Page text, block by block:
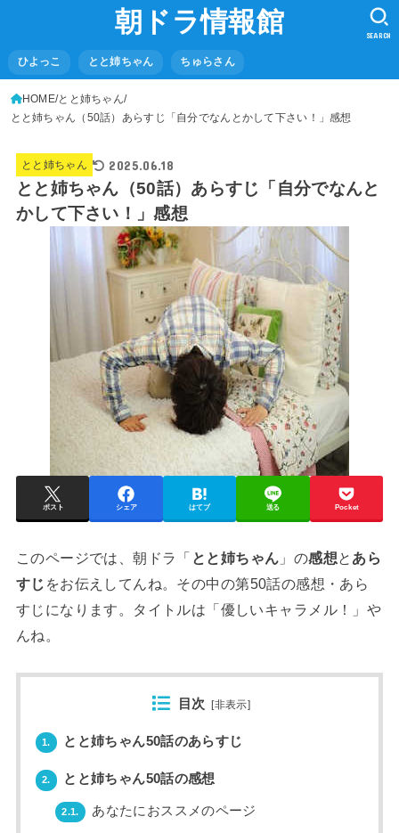
朝ドラ情報館
ひよっこ とと姉ちゃん ちゅらさん
SEARCH
HOME とと姉ちゃん
とと姉ちゃん（50話）あらすじ「自分でなんとかして下さい！」感想
とと姉ちゃん 2025.06.18
とと姉ちゃん（50話）あらすじ「自分でなんと
かして下さい！」感想
ポスト シェア はてブ 送る Pocket
このページでは、朝ドラ「 とと姉ちゃん 」の感想と あら
すじ をお伝えしてんね。その中の第50話の感想・あら
すじになります。タイトルは「優しいキャラメル！」や
んね。
目次 [非表示]
1. とと姉ちゃん50話のあらすじ
2. とと姉ちゃん50話の感想
2.1. あなたにおススメのページ